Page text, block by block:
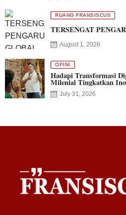
RUANG FRANSISCUS
TERSENGAT
August 1, 2026
OPINI
Hadapi Transformasi
Milenial Tingkatkan
July 31, 2026